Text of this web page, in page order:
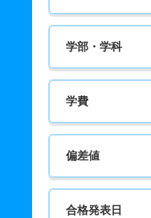
学部・学科
学費
偏差値
合格発表日